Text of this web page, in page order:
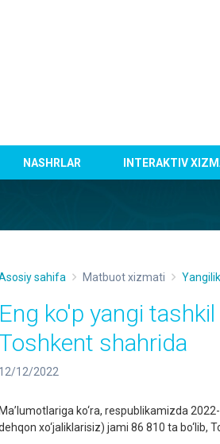
NASHRLAR INTERAKTIV
sahifa Matbuot xizmati
Eng ko'p yangi
shahrida
12/12/2022
Ma’lumotlariga ko‘ra, respublikamizda
xo‘jaliklarisiz) jami 86 810 ta bo‘lib,